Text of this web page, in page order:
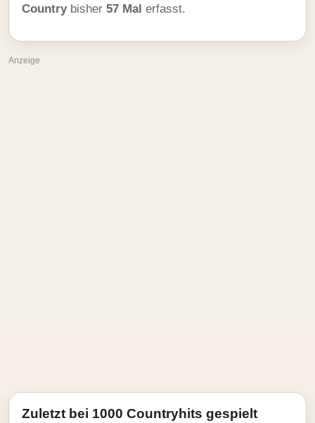
Countrybisher 57 Mal erfasst.
Anzeige
Zuletzt bei 1000 Countryhits gespielt